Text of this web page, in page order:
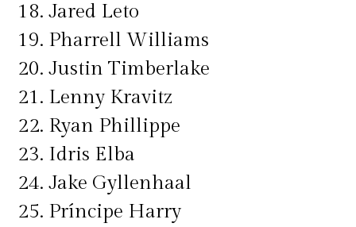
18. Jared Leto
19. Pharrell Williams
20. Justin Timberlake
21. Lenny Kravitz
22. Ryan Phillippe
23. Idris Elba
24. Jake Gyllenhaal
25. Príncipe Harry